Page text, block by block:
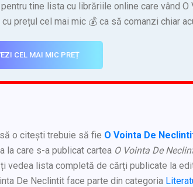
tine lista cu librăriile online care vând O
prețul cel mai mic 💰 ca să comanzi chiar
CEL MAI MIC PREȚ
o citești trebuie să fie O Vointa De
la care s-a publicat cartea O Vointa De
vedea lista completă de cărți publicate la
De Neclintit face parte din categoria